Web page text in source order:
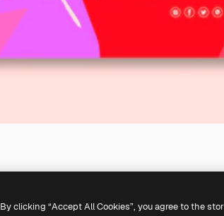
By clicking “Accept All Cookies”, you agree to the